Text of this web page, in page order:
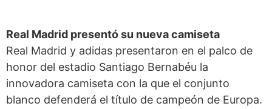
Real Madrid presentósu nueva camiseta
Real Madrid y adidas presentaron en el palco de
honor del estadio Santiago Bernabéu la
innovadora camiseta con la que el conjunto
blanco defenderá el título de campeón de Europa.